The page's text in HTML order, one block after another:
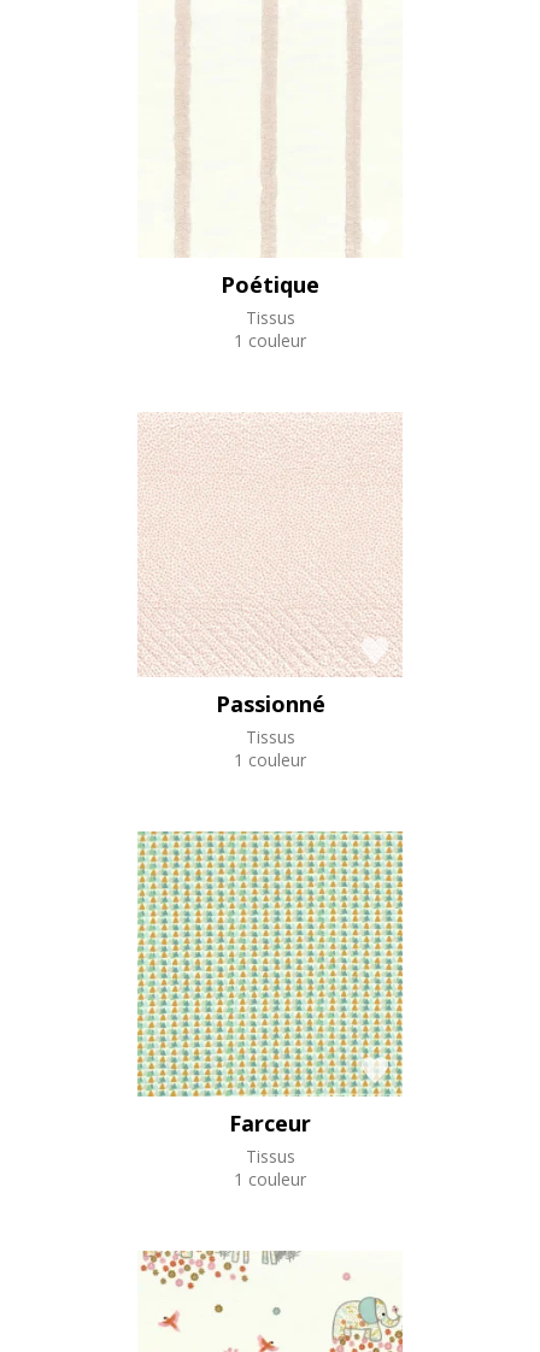
Poétique
Tissus
1 couleur
Passionné
Tissus
1 couleur
Farceur
Tissus
1 couleur